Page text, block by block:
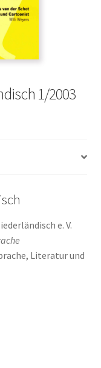
1/2003
e. V.
Literatur und